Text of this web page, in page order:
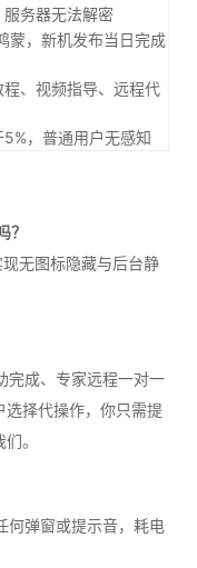
服务器无法解密
蒙，新机发布当日完成
程、视频指导、远程代
，普通用户无感知
？
无图标隐藏与后台静
完成、专家远程一对一
择代操作，你只需提
。
何弹窗或提示音，耗电